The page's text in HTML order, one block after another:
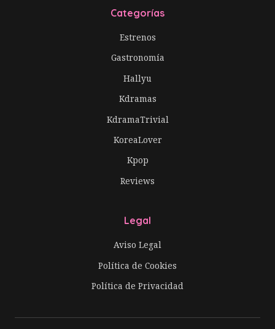
Categorías
Estrenos
Gastronomía
Hallyu
Kdramas
KdramaTrivial
KoreaLover
Kpop
Reviews
Legal
Aviso Legal
Política de Cookies
Política de Privacidad